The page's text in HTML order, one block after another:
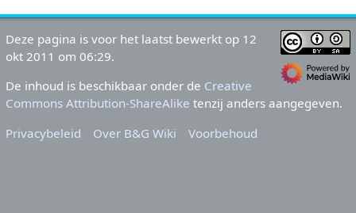
Deze pagina is voor het laatst bewerkt op 12
okt 2011 om 06:29.
De inhoud is beschikbaar onder de Creative
Commons Attribution-ShareAlike tenzij anders aangegeven.
Privacybeleid
Over B&G Wiki Voorbehoud